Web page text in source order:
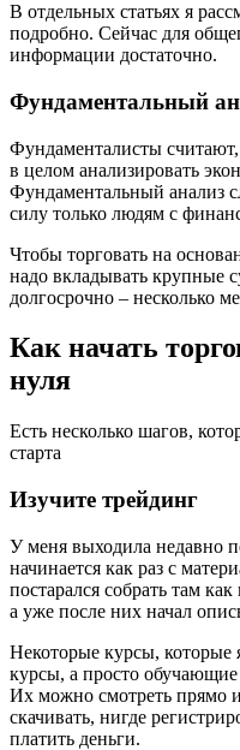
В отдельных статьях я
подробно. Сейчас для
информации достаточно.
Фундаментальный
Фундаменталисты
в целом анализировать
Фундаментальный анализ
силу только людям с
Чтобы торговать на
надо вкладывать крупные
долгосрочно – несколько
Как начать
нуля
Есть несколько шагов,
старта
Изучите трейдинг
У меня выходила недавно
начинается как раз с
постарался собрать там
а уже после них начал
Некоторые курсы, которые
курсы, а просто
Их можно смотреть прямо
скачивать, нигде
платить деньги.